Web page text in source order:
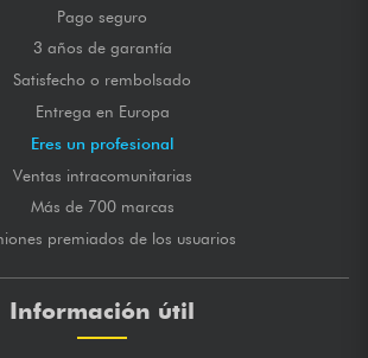
Pago seguro
3 años de garantía
Satisfecho o rembolsado
Entrega en Europa
Eres un profesional
Ventas intracomunitarias
Más de 700 marcas
premiados de los usuarios
Información útil